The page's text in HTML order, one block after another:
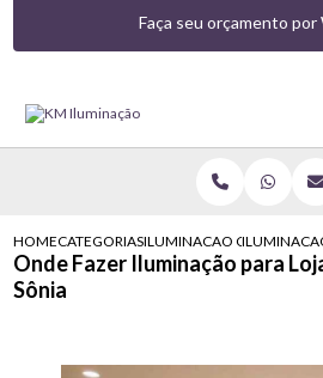
Faça seu orçamento por
HOMECATEGORIASILUMINACAO COMERCIAL
Onde Fazer Iluminação para
Sônia